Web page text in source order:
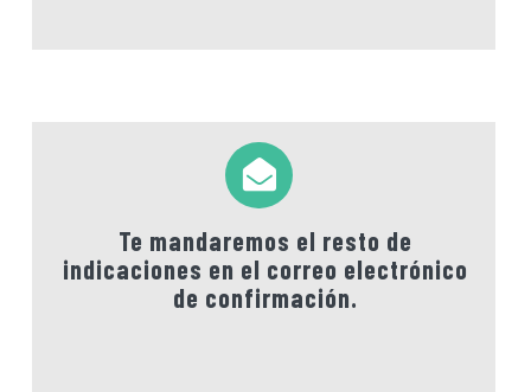
Te mandaremos el resto de
indicaciones en el correo electrónico
de confirmación.